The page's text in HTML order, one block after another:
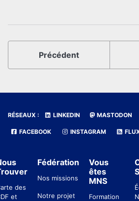
Précédent
RÉSEAUX : LINKEDIN MASTODON
FACEBOOK INSTAGRAM
des
et
Fédération
Nos missions
Notre projet
Vous
êtes
MNS
Formation